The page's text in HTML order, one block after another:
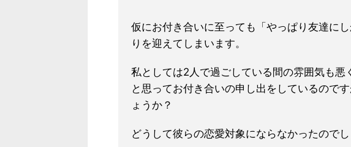
仮にお付き合いに至っても「やっぱり友達に
りを迎えてしまいます。
私としては2人で過ごしている間の雰囲気も悪
と思ってお付き合いの申し出をしているので
ょうか？
どうして彼らの恋愛対象にならなかったのでし